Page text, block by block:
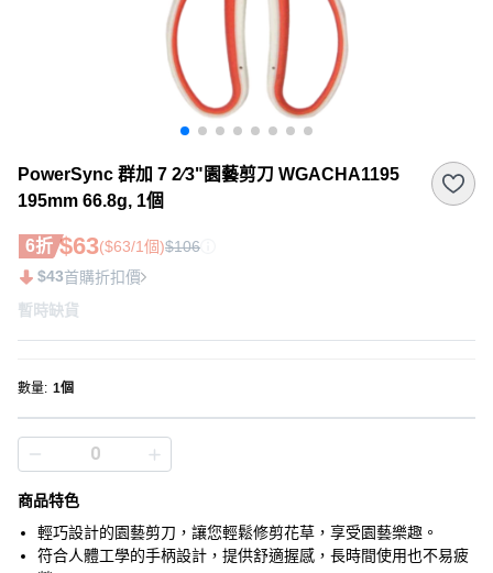
PowerSync 群加 7 2⁄3"園藝剪刀 WGACHA1195
195mm 66.8g, 1個
6折 $63($63/1個)$106
$43首購折扣價
暫時缺貨
數量: 1個
商品特色
輕巧設計的園藝剪刀，讓您輕鬆修剪花草，享受園藝樂趣。
符合人體工學的手柄設計，提供舒適握感，長時間使用也不易疲